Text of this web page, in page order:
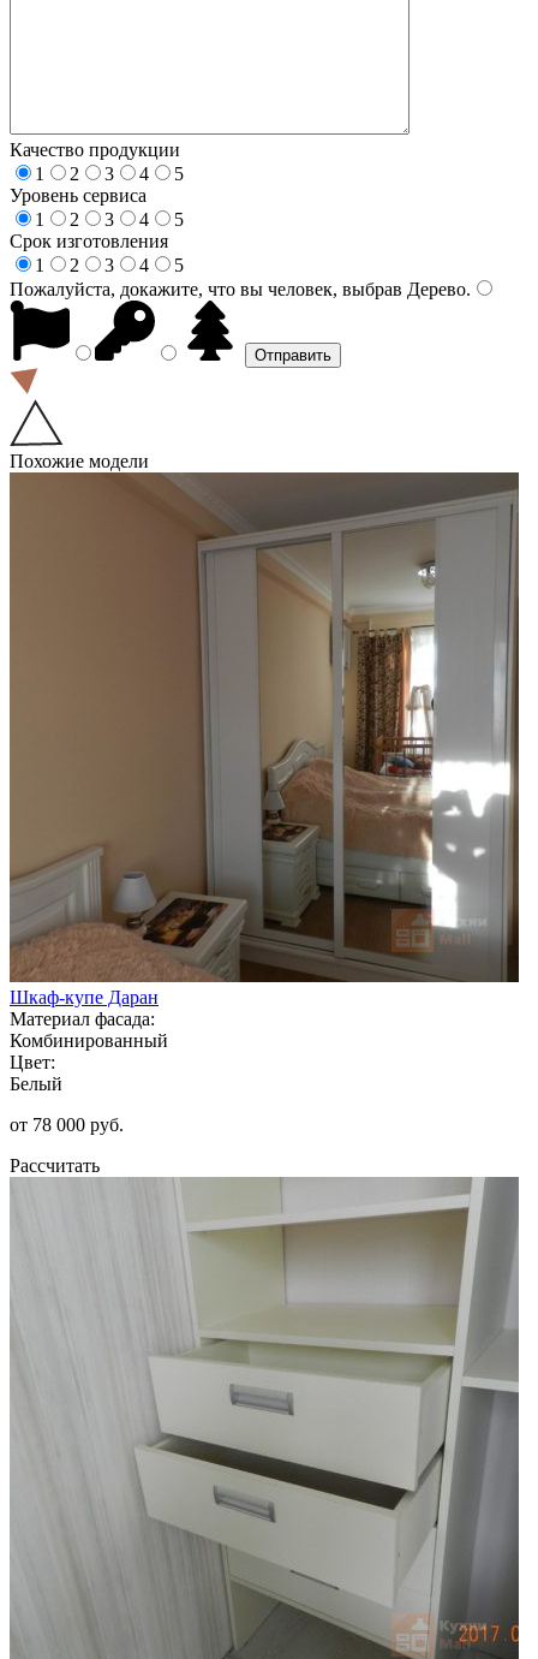
Качество продукции
1
2 3 4
5
Уровень сервиса
1
2 3 4
5
Срок изготовления
1
2 3 4
5
Пожалуйста, докажите, что вы человек, выбрав Дерево.
Похожие модели
Шкаф-купе Даран
Материал фасада:
Комбинированный
Цвет:
Белый
от 78 000 руб.
Рассчитать